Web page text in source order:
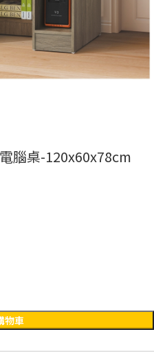
腦桌-120x60x78cm
物車